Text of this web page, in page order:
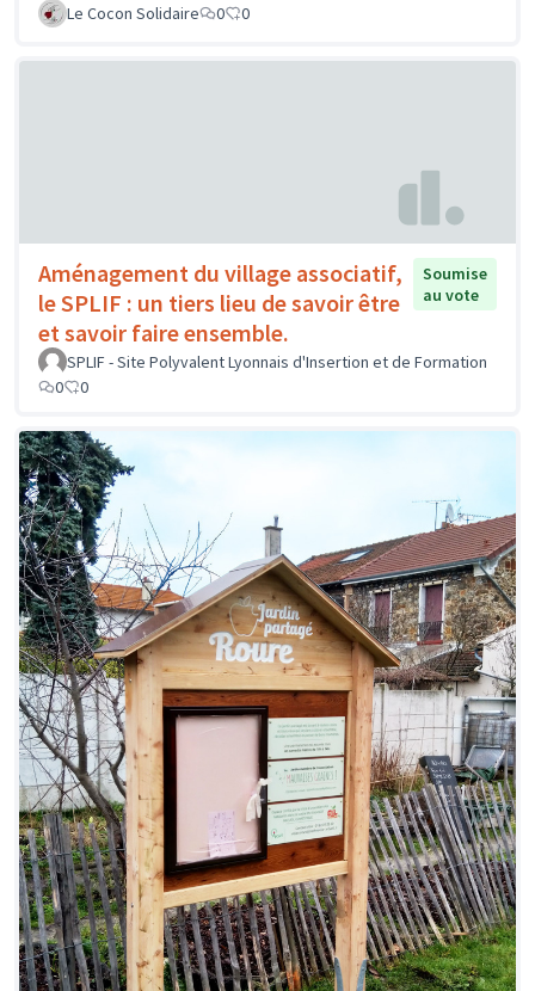
Le Cocon Solidaire 0 0
Aménagement du village associatif,
le SPLIF : un tiers lieu de savoir être
et savoir faire ensemble.
Soumise
au vote
SPLIF - Site Polyvalent Lyonnais d'Insertion et de Formation
0
0